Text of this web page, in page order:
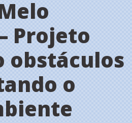
Projeto
obstáculos
o